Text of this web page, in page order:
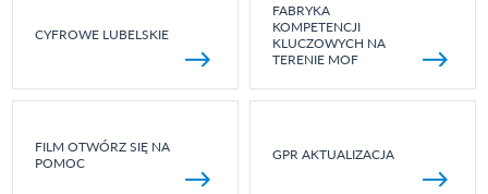
CYFROWE LUBELSKIE
FABRYKA
KOMPETENCJI
KLUCZOWYCH NA
TERENIE MOF
FILM OTWÓRZ SIĘ NA
POMOC
GPR AKTUALIZACJA